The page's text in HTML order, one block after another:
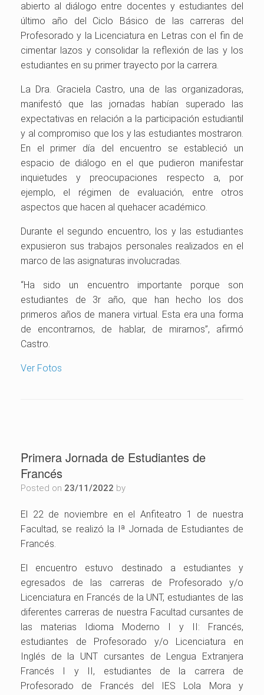
abierto al diálogo entre docentes y estudiantes del
último año del Ciclo Básico de las carreras del
Profesorado y la Licenciatura en Letras con el fin de
cimentar lazos y consolidar la reflexión de las y los
estudiantes en su primer trayecto por la carrera.
La Dra. Graciela Castro, una de las organizadoras,
manifestó que las jornadas habían superado las
expectativas en relación a la participación estudiantil
y al compromiso que los y las estudiantes mostraron.
En el primer día del encuentro se estableció un
espacio de diálogo en el que pudieron manifestar
inquietudes y preocupaciones respecto a, por
ejemplo, el régimen de evaluación, entre otros
aspectos que hacen al quehacer académico.
Durante el segundo encuentro, los y las estudiantes
expusieron sus trabajos personales realizados en el
marco de las asignaturas involucradas.
“Ha sido un encuentro importante porque son
estudiantes de 3r año, que han hecho los dos
primeros años de manera virtual. Esta era una forma
de encontrarnos, de hablar, de mirarnos”, afirmó
Castro.
Ver Fotos
Primera Jornada de Estudiantes de
Francés
Posted on 23/11/2022 by
El 22 de noviembre en el Anfiteatro 1 de nuestra
Facultad, se realizó la Iª Jornada de Estudiantes de
Francés.
El encuentro estuvo destinado a estudiantes y
egresados de las carreras de Profesorado y/o
Licenciatura en Francés de la UNT, estudiantes de las
diferentes carreras de nuestra Facultad cursantes de
las materias Idioma Moderno I y II: Francés,
estudiantes de Profesorado y/o Licenciatura en
Inglés de la UNT cursantes de Lengua Extranjera
Francés I y II, estudiantes de la carrera de
Profesorado de Francés del IES Lola Mora y